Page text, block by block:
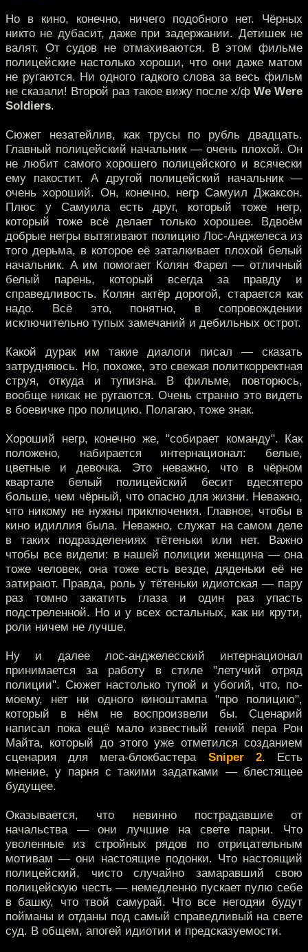
Но в кино, конечно, ничего подобного нет. Чёрных
никто не дубасит, даже при задержании. Детишек не
валят. От судов не отмахиваются. В этом фильме
полицейские настолько хороши, что они даже матом
не ругаются. Ни одного гадкого слова за весь фильм
не сказали! Второй раз такое вижу после х/ф We Were
Soldiers.
Сюжет незатейлив, как трусы по рубль двадцать.
Главный полицейский начальник — очень плохой. Он
не любит самого хорошего полицейского и всячески
ему пакостит. А другой полицейский начальник —
очень хороший. Он, конечно, негр Самуил Джаксон.
Плюс у Самуила есть друг, который тоже негр,
который тоже всё делает только хорошее. Вдвоём
добрые негры вытягивают полицию Лос-Анджелеса из
того дерьма, в которое её заталкивает плохой белый
начальник. А им помогает Колян Фарел — отличный
белый парень, который всегда за правду и
справедливость. Колян актёр дорогой, старается как
надо. Всё это, понятно, в сопровождении
исключительно тупых замечаний и дебильных острот.
Какой дурак им такие диалоги писал — сказать
затрудняюсь. Но, похоже, это свежая политкорректная
струя, откуда и тупизна. В фильме, повторюсь,
вообще никак не ругаются. Очень странно это видеть
в боевичке про полицию. Полагаю, тоже знак.
Хороший негр, конечно же, "собирает команду". Как
положено, набирается интернационал: белые,
цветные и девочка. Это неважно, что в чёрном
квартале белый полицейский бесит вдесятеро
больше, чем чёрный, что опасно для жизни. Неважно,
что никому не нужны приключения. Главное, чтобы в
кино идиллия была. Неважно, служат на самом деле
в таких подразделениях тётеньки или нет. Важно
чтобы все видели: в нашей полиции женщина — она
тоже человек, она тоже есть везде, дяденьки её не
затирают. Правда, роль у тётеньки идиотская — пару
раз томно закатить глаза и один раз упасть
подстреленной. Но и у всех остальных, как ни крути,
роли ничем не лучше.
Ну и далее лос-анджелесский интернационал
принимается за работу в стиле "летучий отряд
полиции". Сюжет настолько тупой и убогий, что, по-
моему, нет ни одного киноштампа "про полицию",
который в нём не воспроизвели бы. Сценарий
написал пока ещё мало известный гений пера Рон
Майта, который до этого уже отметился созданием
сценария для мега-блокбастера Sniper 2. Есть
мнение, у парня с такими задатками — блестящее
будущее.
Оказывается, что невинно пострадавшие от
начальства — они лучшие на свете парни. Что
уволенные из стройных рядов по отрицательным
мотивам — они настоящие подонки. Что настоящий
полицейский, чисто случайно замаравший свою
полицейскую честь — немедленно пускает пулю себе
в башку, что твой самурай. Что все негодяи будут
пойманы и отданы под самый справедливый на свете
суд. В общем, апогей идиотии и предсказуемости.